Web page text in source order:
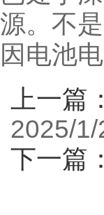
源。不
因电池
上一篇
2025/1/
下一篇